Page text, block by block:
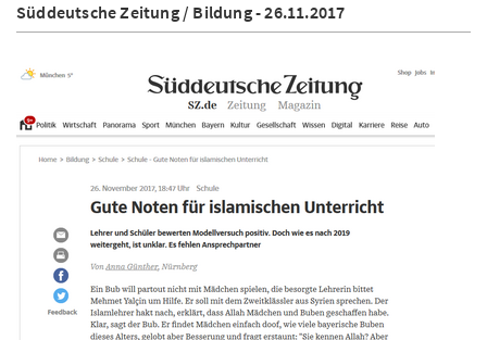
Süddeutsche Zeitung / Bildung - 26.11.2017